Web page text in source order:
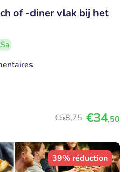
of -diner vlak bij het
Sa
€58,75 €34,50
39% réduction